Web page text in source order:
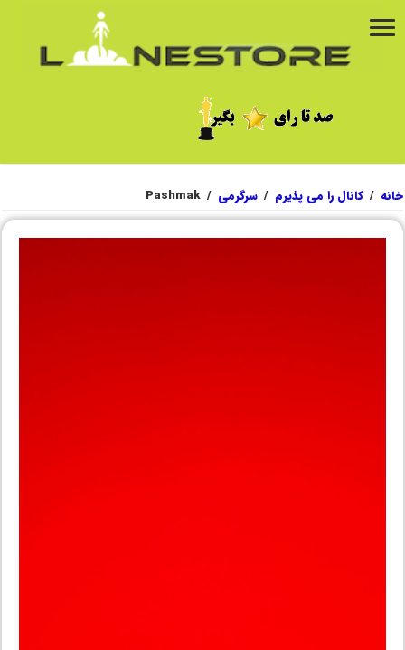
خانه / کانال را می پذیرم / سرگرمی /
Pashmak